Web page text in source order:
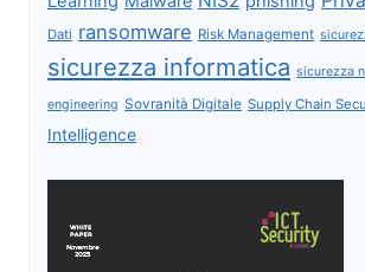
Dati ransomware Risk Management
sicurezza informatica sicurezza
engineering Sovranità Digitale Supply Chain
Intelligence